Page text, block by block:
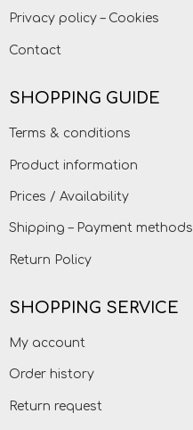
Privacy policy – Cookies
Contact
SHOPPING GUIDE
Terms & conditions
Product information
Prices / Availability
Shipping – Payment methods
Return Policy
SHOPPING SERVICE
My account
Order history
Return request